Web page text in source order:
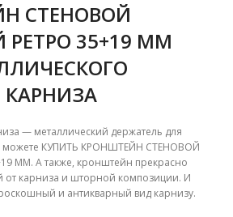
СТЕНОВОЙ
35+19 ММ
— металлический держатель для
можете КУПИТЬ КРОНШТЕЙН СТЕНОВОЙ
ММ. А также, кронштейн прекрасно
от карниза и шторной композиции. И
и антикварный вид карнизу.